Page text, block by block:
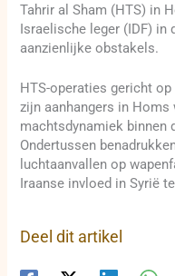
Tahrir al Sham (HTS) in
Israelische leger (IDF) in
aanzienlijke obstakels.
HTS-operaties gericht
zijn aanhangers in Homs
machtsdynamiek binnen
Ondertussen
luchtaanvallen op
Iraanse invloed in Syrië
Deel dit artikel